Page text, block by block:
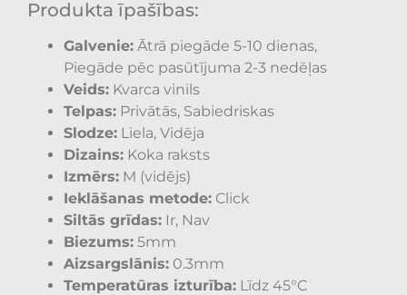
Produkta īpašības:
Galvenie: Ātrā piegāde 5-10 dienas,
Piegāde pēc pasūtījuma 2-3 nedēļas
Veids: Kvarca vinils
Telpas: Privātās, Sabiedriskas
Slodze: Liela, Vidēja
Dizains: Koka raksts
Izmērs: M (vidējs)
Ieklāšanas metode: Click
Siltās grīdas: Ir, Nav
Biezums: 5mm
Aizsargslānis: 0.3mm
Temperatūras izturība: Līdz 45°C